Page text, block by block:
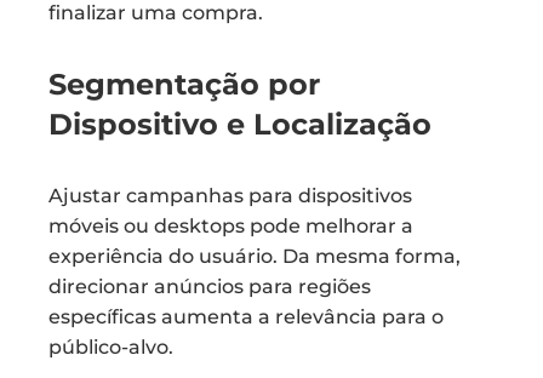
finalizar uma compra.
Segmentação por
Dispositivo e Localização
Ajustar campanhas para dispositivos
móveis ou desktops pode melhorar a
experiência do usuário. Da mesma forma,
direcionar anúncios para regiões
específicas aumenta a relevância para o
público-alvo.